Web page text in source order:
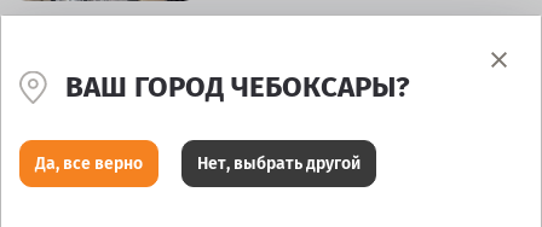
Подпишитесь и узнайте о скидках раньше всех!
ВАШ ГОРОД ЧЕБОКСАРЫ?
Да, все верно Нет, выбрать другой